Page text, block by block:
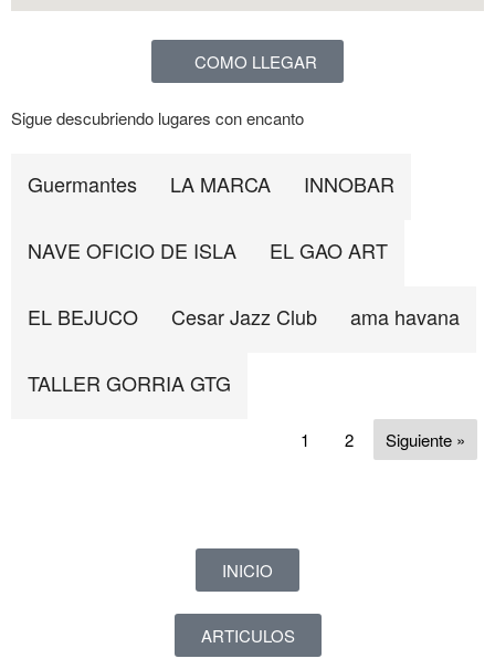
COMO LLEGAR
Sigue descubriendo lugares con encanto
Guermantes LA MARCA INNOBAR
NAVE OFICIO DE ISLA EL GAO ART
EL BEJUCO Cesar Jazz Club ama havana
TALLER GORRIA GTG
1 2 Siguiente »
INICIO
ARTICULOS